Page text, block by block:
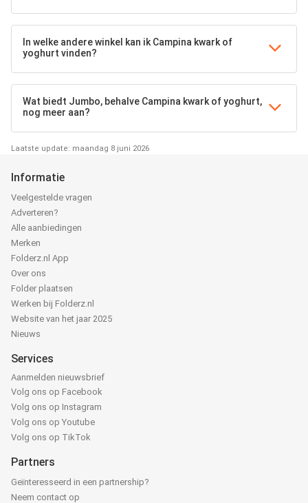
In welke andere winkel kan ik Campina kwark of
yoghurt vinden?
Wat biedt Jumbo, behalve Campina kwark of yoghurt,
nog meer aan?
Laatste update: maandag 8 juni 2026
Informatie
Veelgestelde vragen
Adverteren?
Alle aanbiedingen
Merken
Folderz.nl App
Over ons
Folder plaatsen
Werken bij Folderz.nl
Website van het jaar 2025
Nieuws
Services
Aanmelden nieuwsbrief
Volg ons op Facebook
Volg ons op Instagram
Volg ons op Youtube
Volg ons op TikTok
Partners
Geïnteresseerd in een partnership?
Neem contact op